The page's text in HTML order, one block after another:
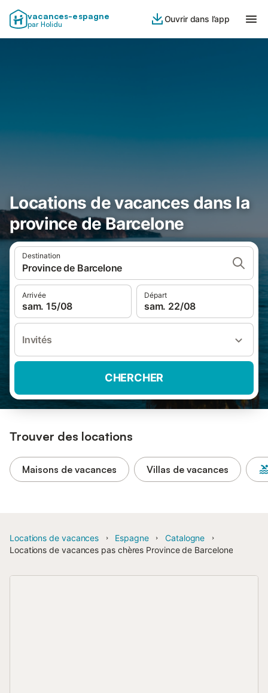
vacances-espagne
par Holidu
Ouvrir dans l’app
Locations de vacances dans la
province de Barcelone
Destination
Province de Barcelone
Arrivée
sam. 15/08
Départ
sam. 22/08
Invités
CHERCHER
Trouver des locations
Maisons de vacances Villas de vacances
Locations de vacances Espagne
Catalogne
Locations de vacances pas chères Province de Barcelone